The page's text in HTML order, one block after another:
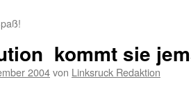
 kommt sie
2004von Linksruck Redaktion